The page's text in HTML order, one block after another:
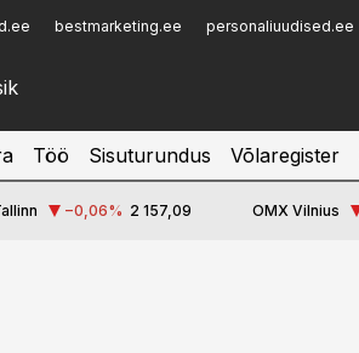
bestmarketing.ee personaliuudised.ee
Töö Sisuturundus Võlaregister
−0,06% 2 157,09 OMX Vilnius